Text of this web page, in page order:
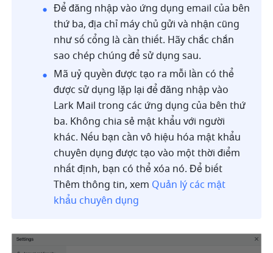
Để đăng nhập vào ứng dụng email của bên
thứ ba, địa chỉ máy chủ gửi và nhận cũng
như số cổng là cần thiết. Hãy chắc chắn
sao chép chúng để sử dụng sau.
Mã uỷ quyền được tạo ra mỗi lần có thể
được sử dụng lặp lại để đăng nhập vào
Lark Mail trong các ứng dụng của bên thứ
ba. Không chia sẻ mật khẩu với người
khác. Nếu bạn cần vô hiệu hóa mật khẩu
chuyên dụng được tạo vào một thời điểm
nhất định, bạn có thể xóa nó. Để biết
Thêm thông tin, xem Quản lý các mật
khẩu chuyên dụng